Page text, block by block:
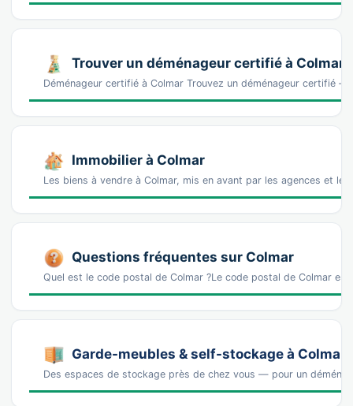
Trouver un déménageur certifié à Colmar
Déménageur certifié à Colmar Trouvez un déménageur certifié
Immobilier à Colmar
Les biens à vendre à Colmar, mis en avant par les agences et
Questions fréquentes sur Colmar
Quel est le code postal de Colmar ?Le code postal de Colmar
Garde-meubles & self-stockage à Colmar
Des espaces de stockage près de chez vous — pour un